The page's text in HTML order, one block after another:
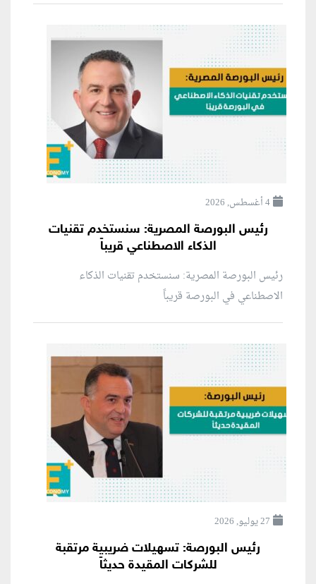
4 أغسطس, 2026
رئيس البورصة المصرية: سنستخدم تقنيات
الذكاء الاصطناعي قريباً
رئيس البورصة المصرية: سنستخدم تقنيات الذكاء
الاصطناعي في البورصة قريباً
27 يوليو, 2026
رئيس البورصة: تسهيلات ضريبية مرتقبة
للشركات المقيدة حديثاً